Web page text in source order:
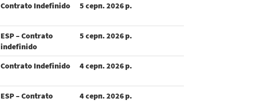
Contrato Indefinido 5 серп. 2026 р.
ESP – Contrato
indefinido
5 серп. 2026 р.
Contrato Indefinido 4 серп. 2026 р.
ESP – Contrato
4 серп. 2026 р.